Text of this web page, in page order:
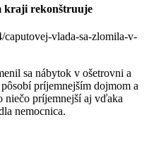
kraji rekonštruuje
caputovej-vlada-sa-zlomila-v-
sa nábytok v ošetrovni a
príjemnejším dojmom a
niečo príjemnejší aj vďaka
nemocnica.